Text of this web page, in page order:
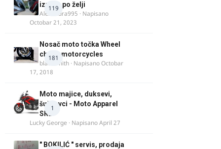
119
izrada po želji
Alexandra995 · Napisano
Octobar 21, 2023
181
Nosač moto točka Wheel
chock motorcycles
blacksmith · NapisanoOctobar
17, 2018
1
Moto majice, duksevi,
šuškavci - Moto Apparel
SRB
Lucky George · NapisanoApril 27
" BOKILIĆ " servis, prodaja